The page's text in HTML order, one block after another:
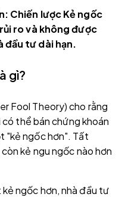
Chiến lược Kẻ ngốc
ro và không được
đầu tư dài hạn.
gì?
Fool Theory) cho rằng
thể bán chứng khoán
"kẻ ngốc hơn". Tất
kẻ ngu ngốc nào hơn
ngốc hơn, nhà đầu tư